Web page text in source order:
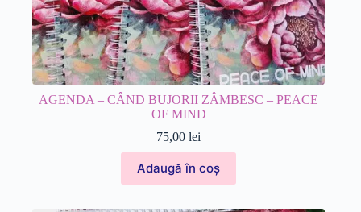
AGENDA – CÂND BUJORII ZÂMBESC – PEACE
OF MIND
75,00lei
Adaugă în coș